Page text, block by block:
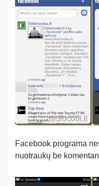
Facebook programa
nuotraukų be